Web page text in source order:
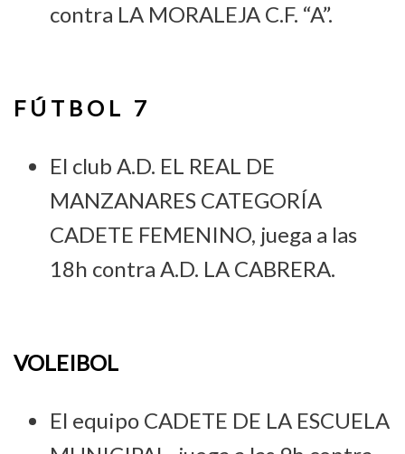
contra LA MORALEJA C.F. “A”.
F Ú T B O L 7
El club A.D. EL REAL DE
MANZANARES CATEGORÍA
CADETE FEMENINO, juega a las
18h contra A.D. LA CABRERA.
VOLEIBOL
El equipo CADETE DE LA ESCUELA